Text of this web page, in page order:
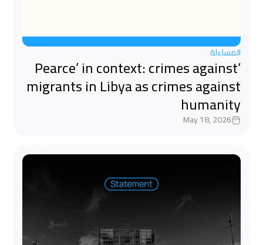
المساءلة
‘Pearce’ in context: crimes against
migrants in Libya as crimes against
humanity
May 18, 2026